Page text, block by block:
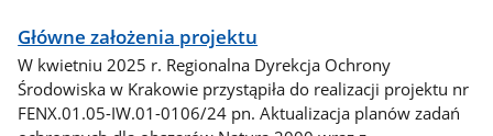
Główne założenia projektu
W kwietniu 2025 r. Regionalna Dyrekcja Ochrony
Środowiska w Krakowie przystąpiła do realizacji projektu nr
FENX.01.05-IW.01-0106/24 pn. Aktualizacja planów zadań